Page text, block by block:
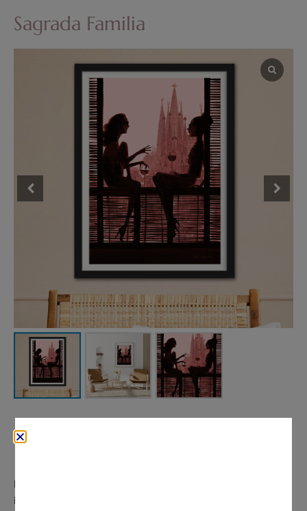
Sagrada Familia
From
Este print —el gran
instante cotidiano y eterno a la vez: dos amigas charlando y